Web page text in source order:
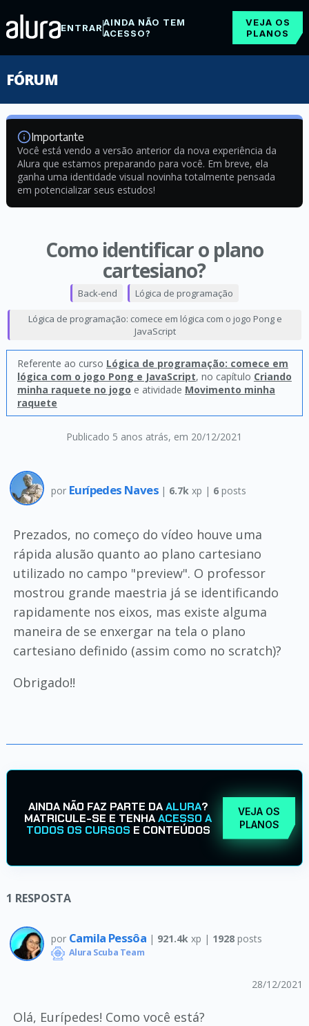
ENTRARAINDA NÃO TEM
ACESSO?
VEJA OS
PLANOS
FÓRUM
Importante
Você está vendo a versão anterior da nova experiência da
Alura que estamos preparando para você. Em breve, ela
ganha uma identidade visual novinha totalmente pensada
em potencializar seus estudos!
Como identificar o plano
cartesiano?
Publicado 5 anos atrás, em 20/12/2021
Back-end Lógica de programação
Lógica de programação: comece em lógica com o jogo Pong e
JavaScript
Referente ao curso Lógica de programação: comece em
lógica com o jogo Pong e JavaScript, no capítulo Criando
minha raquete no jogo e atividade Movimento minha
raquete
por Eurípedes Naves | 6.7k xp | 6 posts
Prezados, no começo do vídeo houve uma
rápida alusão quanto ao plano cartesiano
utilizado no campo "preview". O professor
mostrou grande maestria já se identificando
rapidamente nos eixos, mas existe alguma
maneira de se enxergar na tela o plano
cartesiano definido (assim como no scratch)?
Obrigado!!
AINDA NÃO FAZ PARTE DAALURA?
MATRICULE-SE E TENHAACESSO A
TODOS OS CURSOS E CONTEÚDOS
VEJA OS
PLANOS
1 RESPOSTA
por Camila Pessôa | 921.4k xp | 1928posts
Alura Scuba Team
28/12/2021
Olá, Eurípedes! Como você está?